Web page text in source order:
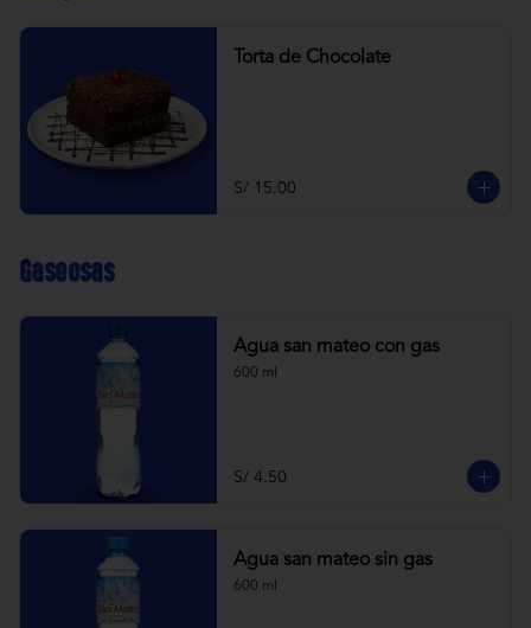
Torta de Chocolate
S/ 15.00
Gaseosas
Agua san mateo con gas
600 ml
S/ 4.50
Agua san mateo sin gas
600 ml